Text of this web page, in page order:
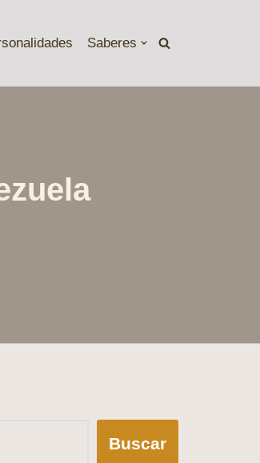
Saberes
Buscar